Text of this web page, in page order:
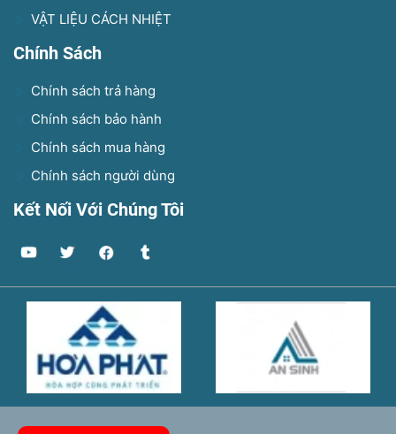
VẬT LIỆU CÁCH NHIỆT
Chính Sách
Chính sách trả hàng
Chính sách bảo hành
Chính sách mua hàng
Chính sách người dùng
Kết Nối Với Chúng Tôi